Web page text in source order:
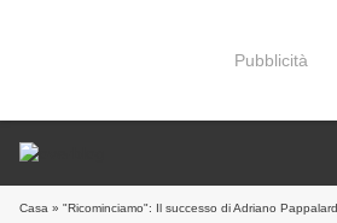
Pubblicità
Casa » "Ricominciamo": Il successo di Adriano